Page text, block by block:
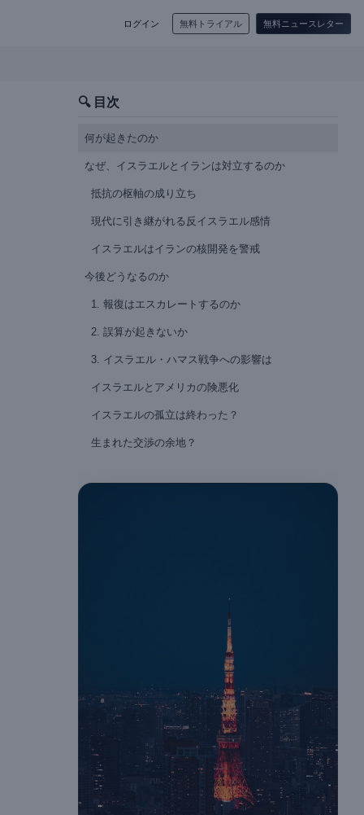
ログイン 無料トライアル 無料ニュースレター
🔍 目次
何が起きたのか
なぜ、イスラエルとイランは対立するのか
抵抗の枢軸の成り立ち
現代に引き継がれる反イスラエル感情
イスラエルはイランの核開発を警戒
今後どうなるのか
1. 報復はエスカレートするのか
2. 誤算が起きないか
3. イスラエル・ハマス戦争への影響は
イスラエルとアメリカの険悪化
イスラエルの孤立は終わった？
生まれた交渉の余地？